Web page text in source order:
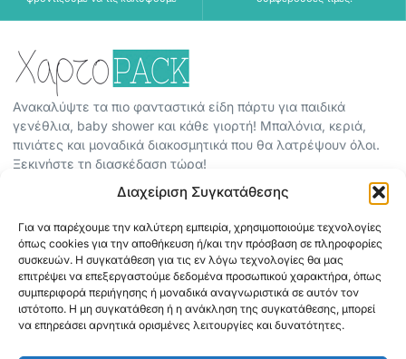
Διαχείριση Συγκατάθεσης
Για να παρέχουμε την καλύτερη εμπειρία, χρησιμοποιούμε τεχνολογίες
όπως cookies για την αποθήκευση ή/και την πρόσβαση σε πληροφορίες
συσκευών. Η συγκατάθεση για τις εν λόγω τεχνολογίες θα μας
επιτρέψει να επεξεργαστούμε δεδομένα προσωπικού χαρακτήρα, όπως
συμπεριφορά περιήγησης ή μοναδικά αναγνωριστικά σε αυτόν τον
ιστότοπο. Η μη συγκατάθεση ή η ανάκληση της συγκατάθεσης, μπορεί
να επηρεάσει αρνητικά ορισμένες λειτουργίες και δυνατότητες.
Ανακαλύψτε τα πιο φανταστικά είδη πάρτυ για παιδικά
γενέθλια, baby shower και κάθε γιορτή! Μπαλόνια, κεριά,
πινιάτες και μοναδικά διακοσμητικά που θα λατρέψουν όλοι.
Ξεκινήστε τη διασκέδαση τώρα!
ΟΡΟΙ ΧΡΗΣΗΣ
ΠΟΛΙΤΙΚΗ ΑΠΟΡΡΗΤΟΥ
ABOUT
ΕΠΙΚΟΙΝΩΝΙΑ